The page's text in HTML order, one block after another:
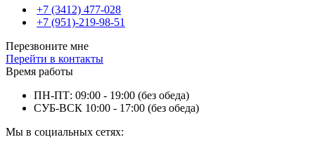
+7 (3412) 477-028
+7 (951)-219-98-51
Перезвоните мне
Перейти в контакты
Время работы
ПН-ПТ: 09:00 - 19:00 (без обеда)
СУБ-ВСК 10:00 - 17:00 (без обеда)
Мы в социальных сетях: